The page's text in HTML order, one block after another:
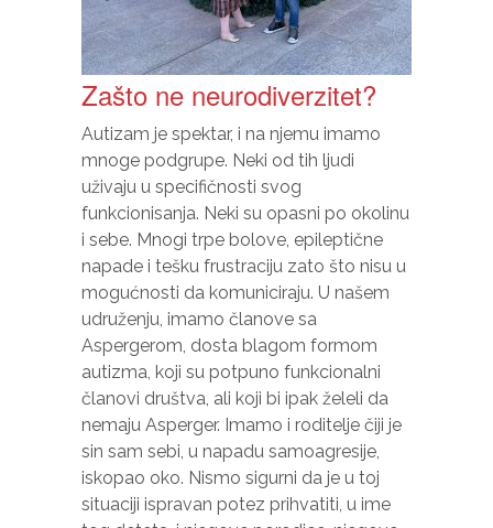
Zašto ne neurodiverzitet?
Autizam je spektar, i na njemu imamo
mnoge podgrupe. Neki od tih ljudi
uživaju u specifičnosti svog
funkcionisanja. Neki su opasni po okolinu
i sebe. Mnogi trpe bolove, epileptične
napade i tešku frustraciju zato što nisu u
mogućnosti da komuniciraju. U našem
udruženju, imamo članove sa
Aspergerom, dosta blagom formom
autizma, koji su potpuno funkcionalni
članovi društva, ali koji bi ipak želeli da
nemaju Asperger. Imamo i roditelje čiji je
sin sam sebi, u napadu samoagresije,
iskopao oko. Nismo sigurni da je u toj
situaciji ispravan potez prihvatiti, u ime